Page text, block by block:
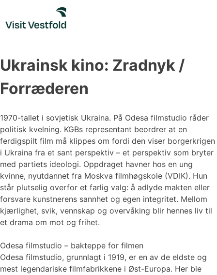
content
Ukrainsk kino: Zradnyk /
Forræderen
1970-tallet i sovjetisk Ukraina. På Odesa filmstudio råder
politisk kvelning. KGBs representant beordrer at en
ferdigspilt film må klippes om fordi den viser borgerkrigen
i Ukraina fra et sant perspektiv – et perspektiv som bryter
med partiets ideologi. Oppdraget havner hos en ung
kvinne, nyutdannet fra Moskva filmhøgskole (VDIK). Hun
står plutselig overfor et farlig valg: å adlyde makten eller
forsvare kunstnerens sannhet og egen integritet. Mellom
kjærlighet, svik, vennskap og overvåking blir hennes liv til
et drama om mot og frihet.
Odesa filmstudio – bakteppe for filmen
Odesa filmstudio, grunnlagt i 1919, er en av de eldste og
mest legendariske filmfabrikkene i Øst-Europa. Her ble